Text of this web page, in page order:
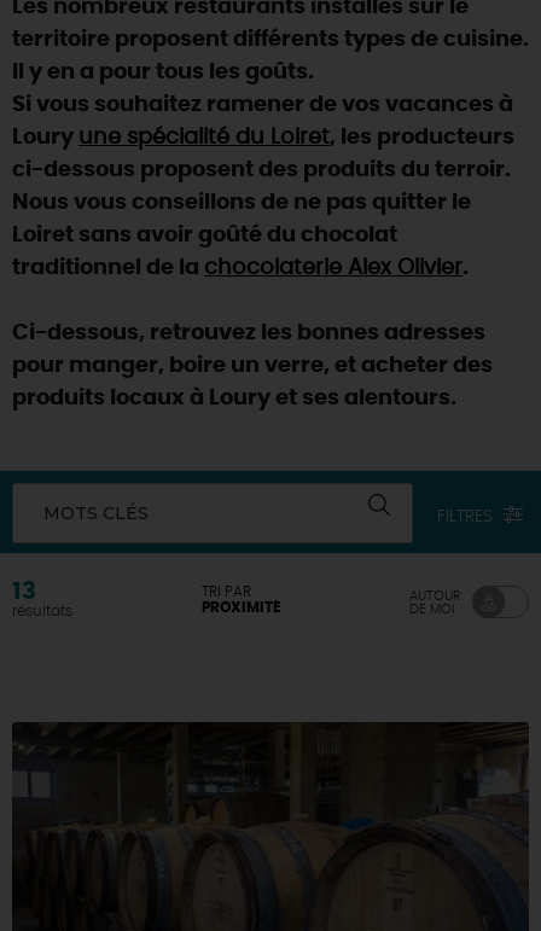
TOUTES LES ACTIVITÉS
Visitesgourmandeset créatives
Vins et vignobles
Chic, une aire de pique-nique
Par ici lesguinguettes
Que rapporter du Loiret ?
La Route desMétiers d'Art
TOUT L'ART DE VIVRE
Des vacances auprès des animaux 🐎
(re)Découvrir les coulisses de la Faïencerie de
Gien !
Expérimenterles parcours Baludik🕵️
Une saison de festivals 🎉
Rendez-vous de la nature en 2026
Programme des animations "Loiret au fil de l'eau"
2026
Où sortir ?
DEMAIN
CETTE SEMAINE
SE REPÉRER,SE DÉPLACER
INFOS &SERVICES
RÉSERVER MAINTENANT
Les nombreux restaurants installés sur le
territoire proposent différents types de cuisine.
Il y en a pour tous les goûts.
Si vous souhaitez ramener de vos vacances à
Loury une spécialité du Loiret, les producteurs
ci-dessous proposent des produits du terroir.
Nous vous conseillons de ne pas quitter le
Loiret sans avoir goûté du chocolat
traditionnel de la chocolaterie Alex Olivier.
Ci-dessous, retrouvez les bonnes adresses
pour manger, boire un verre, et acheter des
produits locaux à Loury et ses alentours.
MOTS CLÉS FILTRES
13
résultats
TRI PAR
PROXIMITÉ
AUTOUR
DE MOI